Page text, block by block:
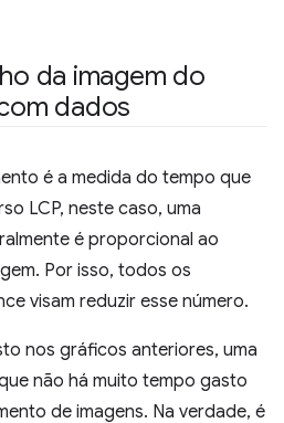
da imagem do
dados
é a medida do tempo que
LCP, neste caso, uma
é proporcional ao
Por isso, todos os
visam reduzir esse número.
nos gráficos anteriores, uma
não há muito tempo gasto
de imagens. Na verdade, é